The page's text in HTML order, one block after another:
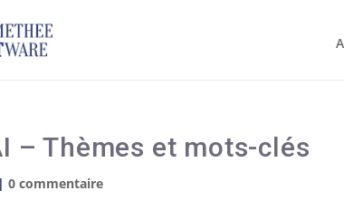
– Thèmes et mots-clés
|0 commentaire